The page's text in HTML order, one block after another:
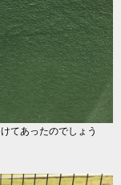
てあったのでしょう